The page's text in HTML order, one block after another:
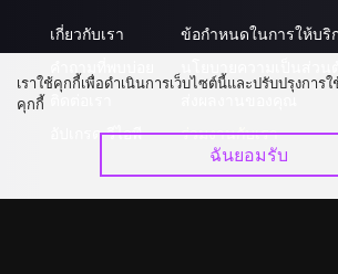
เกี่ยวกับเรา
อัปเกรด วีไอพี
ข้อกำหนดในการให้บริ
ร่วมงานกับเรา
เราใช้คุกกี้เพื่อดำเนินการเว็บไซต์นี้และปรับปรุงการ
คุกกี้
ฉันยอมรับ